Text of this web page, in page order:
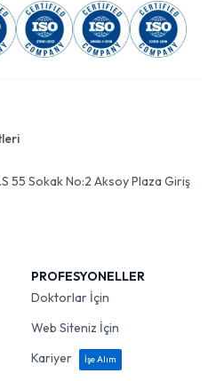
55 Sokak No:2 Aksoy Plaza Giriş
PROFESYONELLER
Doktorlar İçin
Web Siteniz İçin
Kariyer
İşe Alım